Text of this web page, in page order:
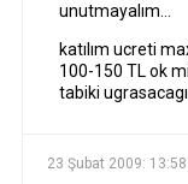
unutmayalım…
katılım ucreti
100-150 TL ok
tabiki
23 Şubat 2009: 13:58